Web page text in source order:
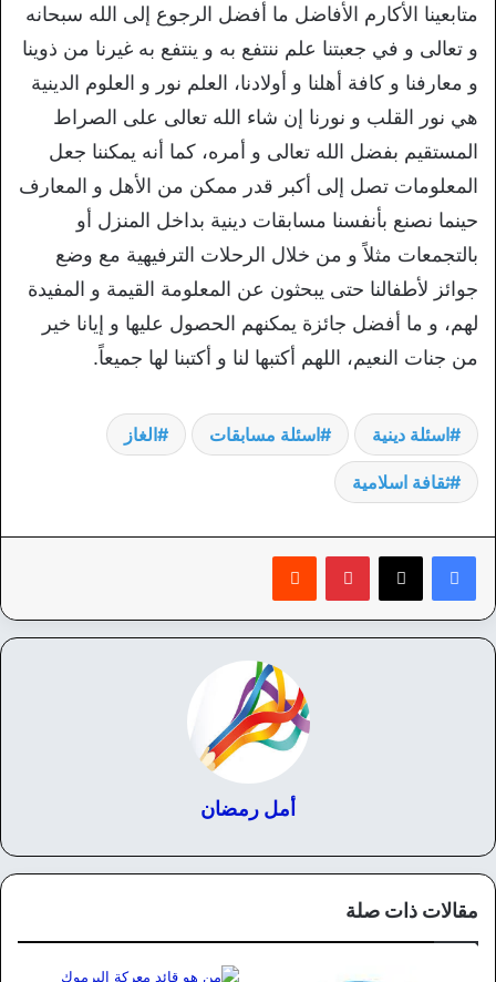
متابعينا الأكارم الأفاضل ما أفضل الرجوع إلى الله سبحانه
و تعالى و في جعبتنا علم ننتفع به و ينتفع به غيرنا من ذوينا
و معارفنا و كافة أهلنا و أولادنا، العلم نور و العلوم الدينية
هي نور القلب و نورنا إن شاء الله تعالى على الصراط
المستقيم بفضل الله تعالى و أمره، كما أنه يمكننا جعل
المعلومات تصل إلى أكبر قدر ممكن من الأهل و المعارف
حينما نصنع بأنفسنا مسابقات دينية بداخل المنزل أو
بالتجمعات مثلاً و من خلال الرحلات الترفيهية مع وضع
جوائز لأطفالنا حتى يبحثون عن المعلومة القيمة و المفيدة
لهم، و ما أفضل جائزة يمكنهم الحصول عليها و إيانا خير
من جنات النعيم، اللهم أكتبها لنا و أكتبنا لها جميعاً.
اسئلة دينية اسئلة مسابقات الغاز
ثقافة اسلامية
بينتيريست
أمل رمضان
مقالات ذات صلة